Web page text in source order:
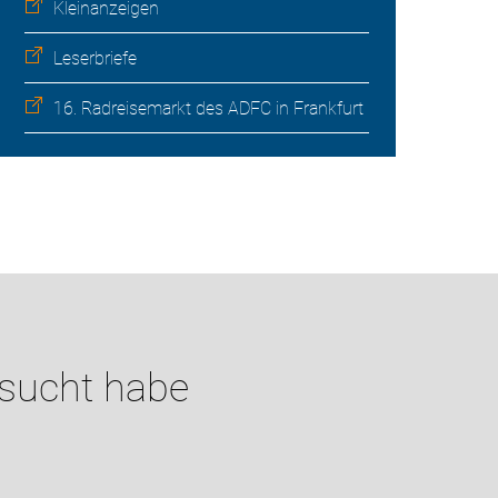
Kleinanzeigen
Leserbriefe
16. Radreisemarkt des ADFC in Frankfurt
habe